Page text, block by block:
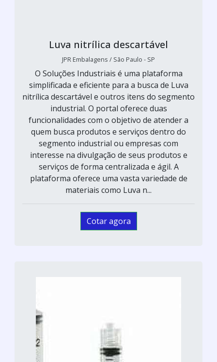
Luva nitrílica descartável
JPR Embalagens / São Paulo - SP
O Soluções Industriais é uma plataforma
simplificada e eficiente para a busca de Luva
nitrílica descartável e outros itens do segmento
industrial. O portal oferece duas
funcionalidades com o objetivo de atender a
quem busca produtos e serviços dentro do
segmento industrial ou empresas com
interesse na divulgação de seus produtos e
serviços de forma centralizada e ágil. A
plataforma oferece uma vasta variedade de
materiais como Luva n...
Cotar agora